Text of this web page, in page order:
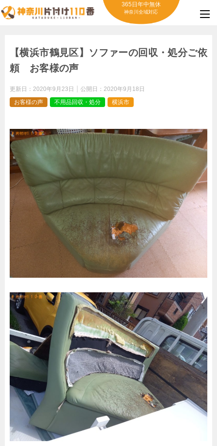
365日年中無休
神奈川全域対応
【横浜市鶴見区】ソファーの回収・処分ご依
頼 お客様の声
更新日： 2020年9月23日 公開日： 2020年9月18日
お客様の声
不用品回収・処分 横浜市